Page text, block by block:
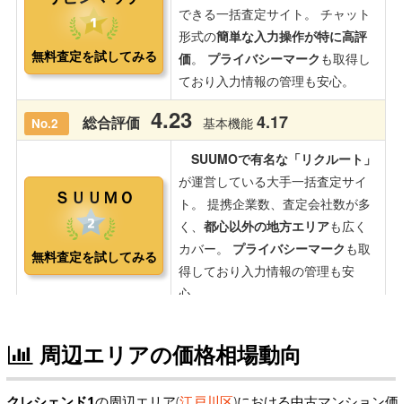
周辺エリアの価格相場動向